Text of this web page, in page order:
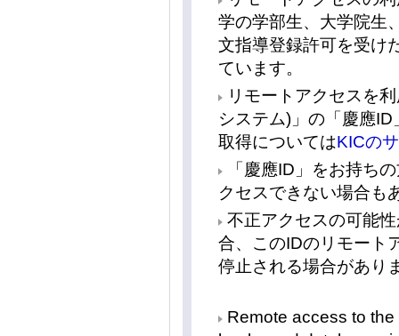
学の学部生、大学院生
文指導登録許可を受け
ています。
リモートアクセスを
システム)」の「慶應
取得についてはKICの
「慶應ID」をお持ち
クセスできない場合も
不正アクセスの可能
合、このIDのリモート
停止される場合があり
Remote access to